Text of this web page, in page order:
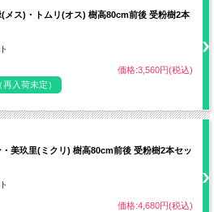
家結実）
灰色カビ病など
シ、カイガラムシなど
(メス)・トムリ(オス) 樹高80cm前後 受粉樹2本
価格:3,560円(税込)
入荷未定）
美玖里(ミクリ) 樹高80cm前後 受粉樹2本セッ
価格:4,680円(税込)